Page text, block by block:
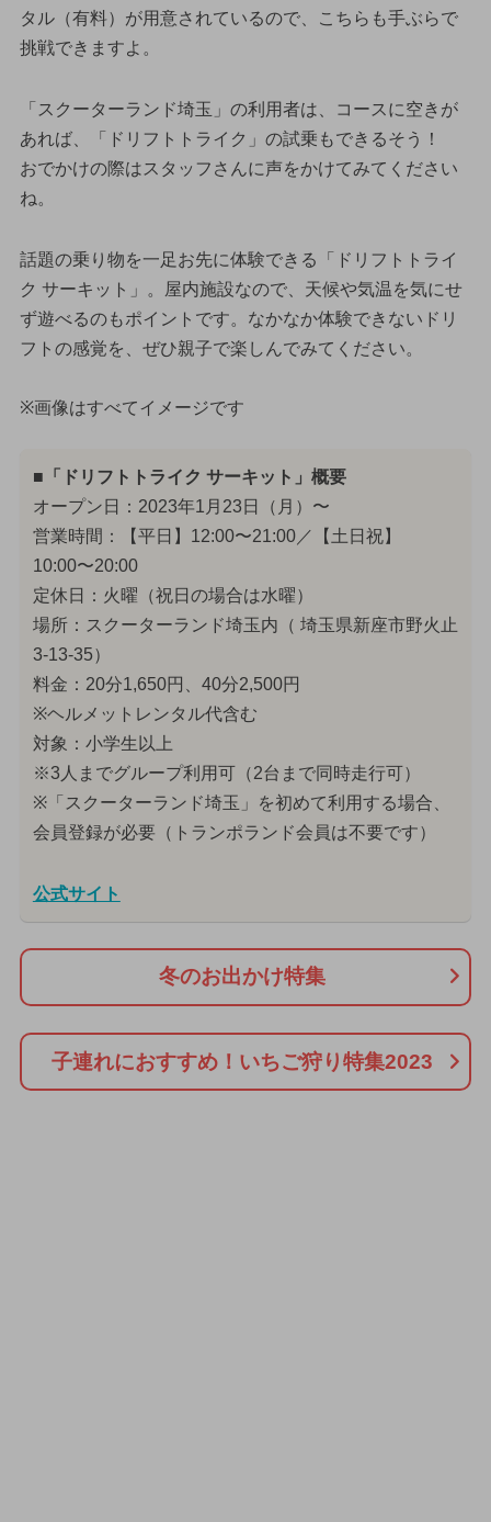
タル（有料）が用意されているので、こちらも手ぶらで
挑戦できますよ。
「スクーターランド埼玉」の利用者は、コースに空きが
あれば、「ドリフトトライク」の試乗もできるそう！
おでかけの際はスタッフさんに声をかけてみてください
ね。
話題の乗り物を一足お先に体験できる「ドリフトトライ
ク サーキット」。屋内施設なので、天候や気温を気にせ
ず遊べるのもポイントです。なかなか体験できないドリ
フトの感覚を、ぜひ親子で楽しんでみてください。
※画像はすべてイメージです
■「ドリフトトライク サーキット」概要
オープン日：2023年1月23日（月）〜
営業時間：【平日】12:00〜21:00／【土日祝】
10:00〜20:00
定休日：火曜（祝日の場合は水曜）
場所：スクーターランド埼玉内（ 埼玉県新座市野火止
3-13-35）
料金：20分1,650円、40分2,500円
※ヘルメットレンタル代含む
対象：小学生以上
※3人までグループ利用可（2台まで同時走行可）
※「スクーターランド埼玉」を初めて利用する場合、
会員登録が必要（トランポランド会員は不要です）
公式サイト
冬のお出かけ特集
子連れにおすすめ！いちご狩り特集2023